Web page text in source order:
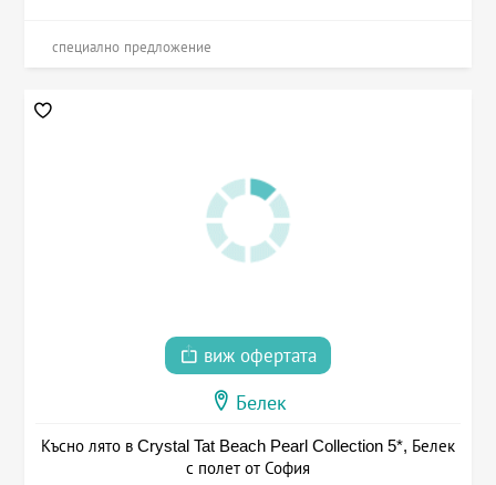
специално предложение
виж офертата
Белек
Късно лято в Crystal Tat Beach Pearl Collection 5*, Белек
с полет от София